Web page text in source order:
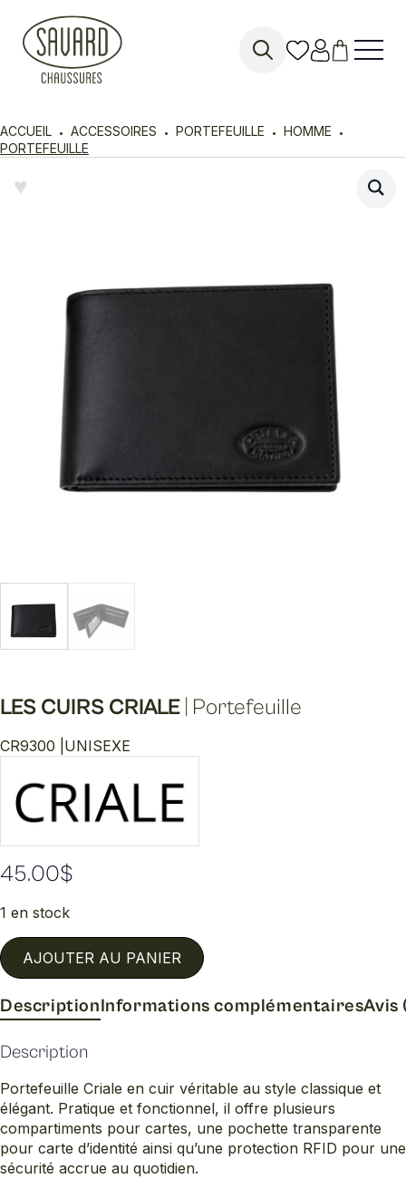
ACCUEIL ACCESSOIRES PORTEFEUILLE
HOMME
PORTEFEUILLE
♥︎
LES CUIRS CRIALE Portefeuille
CR9300 | UNISEXE
45.00$
1 en stock
AJOUTER AU PANIER
DescriptionInformations complémentairesAvis
Description
Portefeuille Criale en cuir véritable au style classique et
élégant. Pratique et fonctionnel, il offre plusieurs
compartiments pour cartes, une pochette transparente
pour carte d’identité ainsi qu’une protection RFID pour une
sécurité accrue au quotidien.